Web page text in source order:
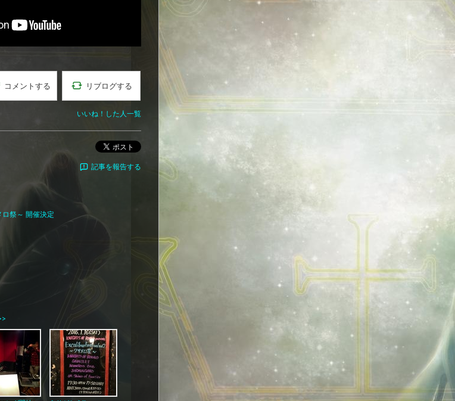
コメントする リブログする
いいね！した人一覧
ポスト
記事を報告する
祭～ 開催決定